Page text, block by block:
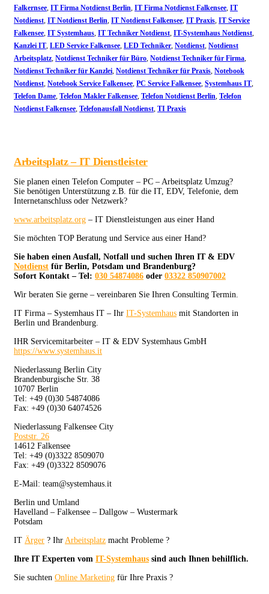
Falkernsee IT Firma Notdienst Berlin IT Firma Notdienst Falkensee IT
Notdienst IT Notdienst Berlin IT Notdienst Falkensee IT Praxis IT Service
Falkensee IT Systemhaus IT Techniker Notdienst IT-Systemhaus Notdienst
Kanzlei IT LED Service Falkensee LED Techniker Notdienst Notdienst
Arbeitsplatz Notdienst Techniker für Büro Notdienst Techniker für Firma
Notdienst Techniker für Kanzlei Notdienst Techniker für Praxis Notebook
Notdienst Notebook Service Falkensee PC Service Falkensee Systemhaus IT
Telefon Dame Telefon Makler Falkensee Telefon Notdienst Berlin Telefon
Notdienst Falkensee Telefonausfall Notdienst TI Praxis
Arbeitsplatz – IT Dienstleister
Sie planen einen Telefon Computer – PC – Arbeitsplatz Umzug?
Sie benötigen Unterstützung z.B. für die IT, EDV, Telefonie, dem
Internetanschluss oder Netzwerk?
www.arbeitsplatz.org – IT Dienstleistungen aus einer Hand
Sie möchten TOP Beratung und Service aus einer Hand?
Sie haben einen Ausfall, Notfall und suchen Ihren IT & EDV
Notdienst für Berlin, Potsdam und Brandenburg?
Sofort Kontakt – Tel: 030 54874086 oder 03322 850907002
Wir beraten Sie gerne – vereinbaren Sie Ihren Consulting Termin.
IT Firma – Systemhaus IT – Ihr IT-Systemhaus mit Standorten in
Berlin und Brandenburg.
IHR Servicemitarbeiter – IT & EDV Systemhaus GmbH
https://www.systemhaus.it
Niederlassung Berlin City
Brandenburgische Str. 38
10707 Berlin
Tel: +49 (0)30 54874086
Fax: +49 (0)30 64074526
Niederlassung Falkensee City
Poststr. 26
14612 Falkensee
Tel: +49 (0)3322 8509070
Fax: +49 (0)3322 8509076
E-Mail: team@systemhaus.it
Berlin und Umland
Havelland – Falkensee – Dallgow – Wustermark
Potsdam
IT Ärger ? Ihr Arbeitsplatz macht Probleme ?
Ihre IT Experten vom IT-Systemhaus sind auch Ihnen behilflich.
Sie suchten Online Marketing für Ihre Praxis ?